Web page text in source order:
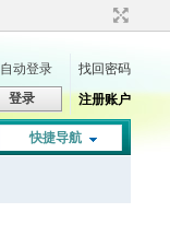
自动登录
找回密码
登录 注册账户
快捷导航